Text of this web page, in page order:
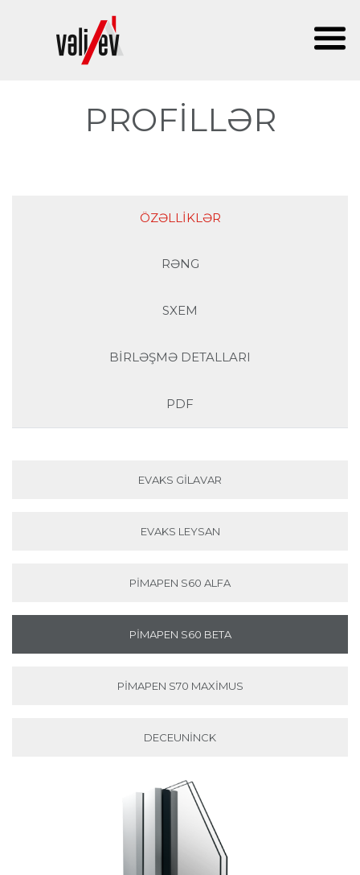
PROFILLƏR
ÖZƏLLIKLƏR
RƏNG
SXEM
BIRLƏŞMƏ DETALLARI
PDF
EVAKS GILAVAR
EVAKS LEYSAN
PIMAPEN S60 ALFA
PIMAPEN S60 BETA
PIMAPEN S70 MAXIMUS
DECEUNINCK